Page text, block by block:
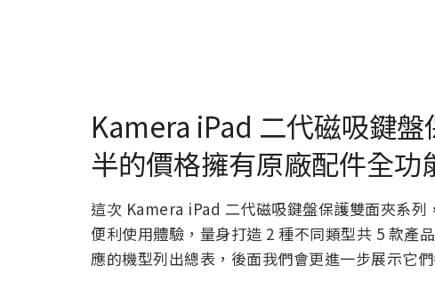
Kamera iPad 二代磁吸鍵
半的價格擁有原廠配件全功
這次 Kamera iPad 二代磁吸鍵盤保護雙面夾系列
便利使用體驗，量身打造 2 種不同類型共 5 款產
應的機型列出總表，後面我們會更進一步展示它